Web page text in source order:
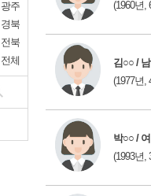
광주
경북
전북
전체
(1960년,
김○○ / 남
(1977년,
박○○ / 여
(1993년,